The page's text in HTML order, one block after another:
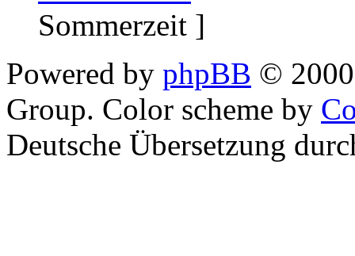
Sommerzeit ]
Powered by phpBB ©
Group. Color scheme by
Deutsche Übersetzung